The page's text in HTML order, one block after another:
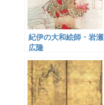
紀伊の大和絵師・岩瀬
広隆